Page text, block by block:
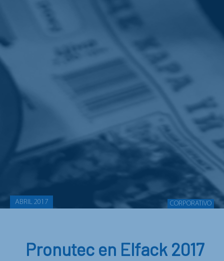
ABRIL 2017 CORPORATIVO
Pronutec en Elfack 2017